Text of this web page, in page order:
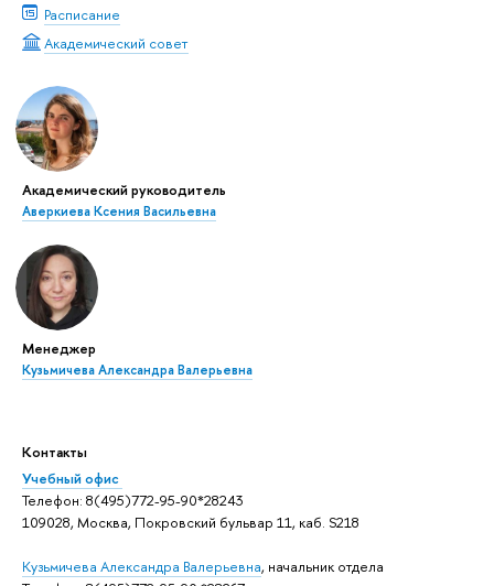
Расписание
Академический совет
Академический руководитель
Аверкиева Ксения Васильевна
Менеджер
Кузьмичева Александра Валерьевна
Контакты
Учебный офис
Телефон: 8(495)772-95-90*28243
109028, Москва, Покровский бульвар 11, каб. S218
Кузьмичева Александра Валерьевна, начальник отдела